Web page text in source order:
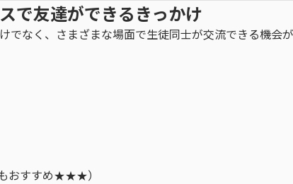
で友達ができるきっかけ
でなく、さまざまな場面で生徒同士が交流できる機会
おすすめ★★★）